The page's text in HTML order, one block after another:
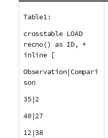
Table1:
crosstable LOAD
recno() as ID, *
inline [
Observation|Compari
son
35|2
40|27
12|38